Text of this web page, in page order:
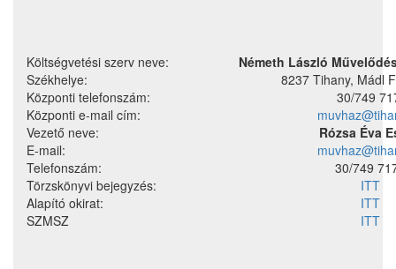
Költségvetési szerv neve:
Németh László
Székhelye:
8237 Tihany, Mádl
Központi telefonszám:
30/749
Központi e-mail cím:
Vezető neve:
Rózsa Éva
E-mail:
Telefonszám:
30/749
Törzskönyvi bejegyzés:
ITT
Alapító okirat:
ITT
SZMSZ
ITT